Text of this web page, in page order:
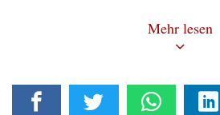
Die Realität sieht anders aus. Mit
unter Mitwirkung eines Teils der
Papst Johannes Paul II erklärte in
Mehr lesen